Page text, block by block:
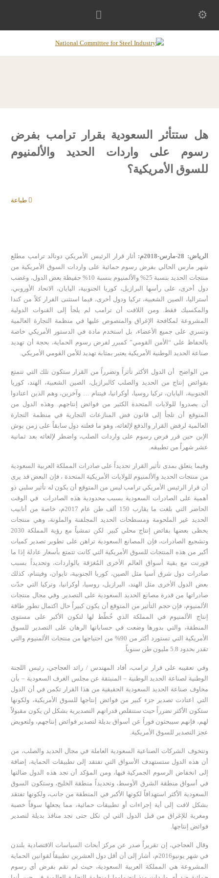
هل ستتأثر السعودية بقرار ترامب بفرض
رسوم على واردات الحديد والألمنيوم
للسوق الأمريكية؟
طباعة
الرياض: 28-مارس-2018م:
أثار قرار الرئيس الأمريكي دونالد ترامب مطلع
شهر مارس الحالي بفرض رسوم حمائية على واردات السوق الأمريكية من
منتجات الحديد بنسبة 25% والألمنيوم بنسبة 10% حفيظة بعض الدول، وغضب
دول أخرى، على رأسها البرازيل، كوريا الجنوبية، اليايان، الاتحاد الأوروبي،
أستراليا، الصين الشعبية، تركيا ودول أخرى، فيما استثنى القرار كلاً من كندا
والمكسيك فقط. ومن اللافت أن ترامب لم يلجأ إلى القنوات الدولية
المشروعة لمكافحة الإغراق والمنصوص عليها في منظمة التجارة العالمية
وتسري على جميع الأعضاء، بل استخدم مادة في الدستور الأمريكي خاصة
بالحفاظ على “الأمن القومي” كمبرر لفرض رسوم الحماية، بحجة أن تهديد
صناعة الحديد الوطنية الأمريكية يعتبر بمثابة تهديد للأمن القومي الأمريكي.
من الواضح أن الدول الأكثر تأثراً وتضرراً من القرار ستكون تلك التي تتمتع
بفوائض إنتاج من الحديد والصلب كالبرازيل، الصين الشعبية، الهند، كوريا
الجنوبية، اليايان، تركيا روسيا، أوكرانيا، فيتنام … وآخرين، وهم الذين اعتادوا
أن يصدروا للولايات المتحدة الكثير من فوائض إنتاجهم. وهذه الدول من
المتوقع أن تلجأ إلى قانون فض المنازعات التجارية في منظمة التجارة
العالمية لرفض القرار والدفع لإلغائه، وهو ما فعلته دول سابقاً على زمن بوش
الإبن حين قرر فرض رسوم على واردات الصلب، واضطر لإلغائه بعد ثمانية
عشر شهراً من تطبيقه.
وفيما يتعلق بمدى تأثير القرار تحديداً على صادرات المملكة العربية السعودية
من منتجات الحديد والألمنيوم للولايات الأمريكية المتحدة ، فإن البعض قد يرى
أن قرار الرئيس الأمريكي ترامب ليس من المتوقع أن يكون له تأثير سلبي ذو
أهمية على الصادرات السعودية بسبب محدودية هذه الصادرات في الوقت
الحاضر التي بلغت ما يقارب 150 ألف طن عام 2017م، خاصة من أنابيب
الحديد غير الملحومة ومسطحات الحديد المجلفنة والملونة، وهي منتجات
يحظى بعضها بفائض إنتاج محلي كبير. لكن تمشياً مع رؤية المملكة 2030
وتشجيع الصادرات، فإن المصانع السعودية تراهن على تطوير تصدير كميات
أكبر من هذه المنتجات للسوق الأمريكية التي كانت تتمتع بأسعار عادلة إذا ما
قورنت مع بقية أسواق العالم الأخرى المُغرَقة بالواردات، وتحديداً بسبب
صادرات دول شرق آسيا مثل الصين، كوريا الجنوبية، تايوان، وفيتنام، كذلك
بعض الدول الأخرى مثل الهند، البرازيل، روسيا، أوكرانيا، وتركيا التي حدّت
صادراتها من قدرة مصانع الحديد السعودية على التصدير. وفي مجال منتجات
الألمنيوم، فإن حجم التأثير من المتوقع أن يكون كبيراً حال اكتمال تطور طاقة
إنتاج الألمنيوم في المملكة الذي خُطّط لها لتكون الأكبر على مستوى
المنطقة، والتي بدورها وضعت في حساباتها الرهان على التصدير للسوق
الأمريكية التي تستورد أكثر من 90% من احتياجها من منتجات الألمنيوم والتي
تقدر بحدود 5.8 مليون طن سنوياً.
وفي تعقيبه على قرار ترامب، أفاد المهندس / رائد العجاجي، رئيس اللجنة
الوطنية لصناعة الحديد الوطنية – المنبثقة عن مجلس الغرف السعودية – بأن
مخاوف صناعة الحديد السعودية الحقيقية من هذا القرار تكمن في أن الدول
التي اعتادت تصدير جزء كبير من فوائض إنتاجها للسوق الأمريكية، ولكونها
ستكون الأكثر تضرراً حيث ستتقلص قدراتهم التصديرية بشكل لن يكون مقبولاً
لهم، فإنهم سيبحثون فوراً عن أسواق بديلة لتصدير فوائض إنتاجهم، ولتعويض
عجز التصدير للسوق الأمريكية.
وتتخوف الشركات الصناعية السعودية العاملة في مجال الحديد والصلب، من
أن هذه الدول ستستهدف الأسواق التي تفتقد إلى تطبيقات الحماية، إضافة
إلى انخفاض الرسوم الجمركية فيها، ومن المؤكد أن تجد هذه الدول ضالتها
في أسواق منطقة الشرق الأوسط، وتحديداً منطقة الخليج، وستكون السوق
السعودية الأكثر استهدافاً لكونها الأكبر في المنطقة من جانب، ولكونها تفتقد
بشكل لافت إلى أية إجراءات أو تطبيقات حمائية، مما يجعلها سوقاً خصبة
ومغرية للإغراق من قبل الدول التي لن تكل حتى تجد منافذ بديلة لتصدير
فوائض إنتاجها.
وقال العجاجي، إن تقريراً صدر عن مركز أبحاث السیاسات الاقتصادیة بلندن
في شھر یونیو2016م، أشار إلى أن أقل دول العشرین تطبیقاً لقوانین الحمایة
المشروعة ھي المملكة العربیة السعودیة، حیث لم تقم بفرض أي رسوم